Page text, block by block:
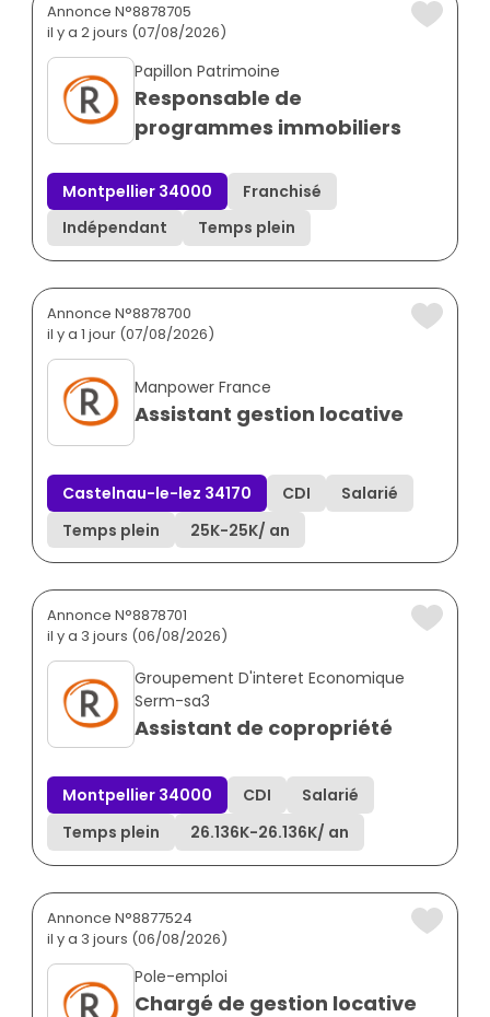
Annonce N°8878705
il y a 2 jours (07/08/2026)
Papillon Patrimoine
Responsable de
programmes immobiliers
Montpellier 34000
Franchisé
Indépendant
Temps plein
Annonce N°8878700
il y a 1 jour (07/08/2026)
Manpower France
Assistant gestion locative
Castelnau-le-lez 34170 CDI
Salarié
Temps plein
25K-25K/ an
Annonce N°8878701
il y a 3 jours (06/08/2026)
Groupement D'interet Economique
Serm-sa3
Assistant de copropriété
Montpellier 34000 CDI
Salarié
Temps plein
26.136K-26.136K/ an
Annonce N°8877524
il y a 3 jours (06/08/2026)
Pole-emploi
Chargé de gestion locative